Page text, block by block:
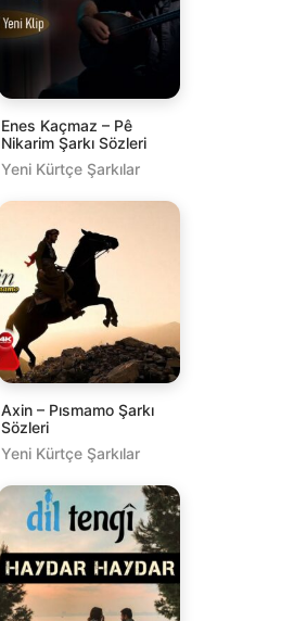
Enes Kaçmaz – Pê
Nikarim Şarkı Sözleri
Yeni Kürtçe Şarkılar
Axin – Pısmamo Şarkı
Sözleri
Yeni Kürtçe Şarkılar